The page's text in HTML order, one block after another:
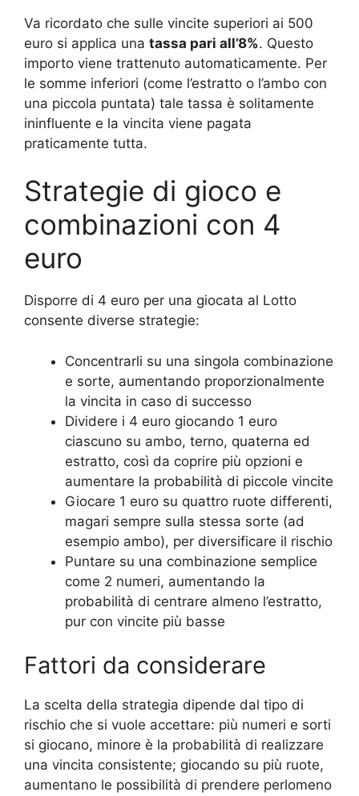
Va ricordato che sulle vincite superiori ai 500
euro si applica una tassa pari all’8%. Questo
importo viene trattenuto automaticamente. Per
le somme inferiori (come l’estratto o l’ambo con
una piccola puntata) tale tassa è solitamente
ininfluente e la vincita viene pagata
praticamente tutta.
Strategie di gioco e
combinazioni con 4
euro
Disporre di 4 euro per una giocata al Lotto
consente diverse strategie:
Concentrarli su una singola combinazione
e sorte, aumentando proporzionalmente
la vincita in caso di successo
Dividere i 4 euro giocando 1 euro
ciascuno su ambo, terno, quaterna ed
estratto, così da coprire più opzioni e
aumentare la probabilità di piccole vincite
Giocare 1 euro su quattro ruote differenti,
magari sempre sulla stessa sorte (ad
esempio ambo), per diversificare il rischio
Puntare su una combinazione semplice
come 2 numeri, aumentando la
probabilità di centrare almeno l’estratto,
pur con vincite più basse
Fattori da considerare
La scelta della strategia dipende dal tipo di
rischio che si vuole accettare: più numeri e sorti
si giocano, minore è la probabilità di realizzare
una vincita consistente; giocando su più ruote,
aumentano le possibilità di prendere perlomeno